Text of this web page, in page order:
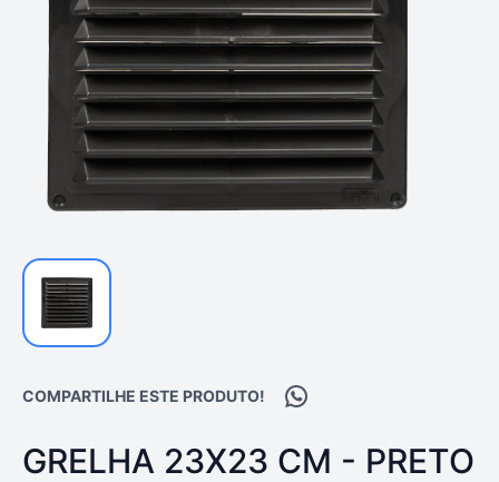
COMPARTILHE ESTE PRODUTO! Compartilhar no
PRODUTO:
GRELHA 23X23 CM - PRETO